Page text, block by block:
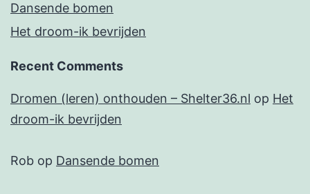
Dansende bomen
Het droom-ik bevrijden
Recent Comments
Dromen (leren) onthouden – Shelter36.nl op Het
droom-ik bevrijden
Rob op Dansende bomen